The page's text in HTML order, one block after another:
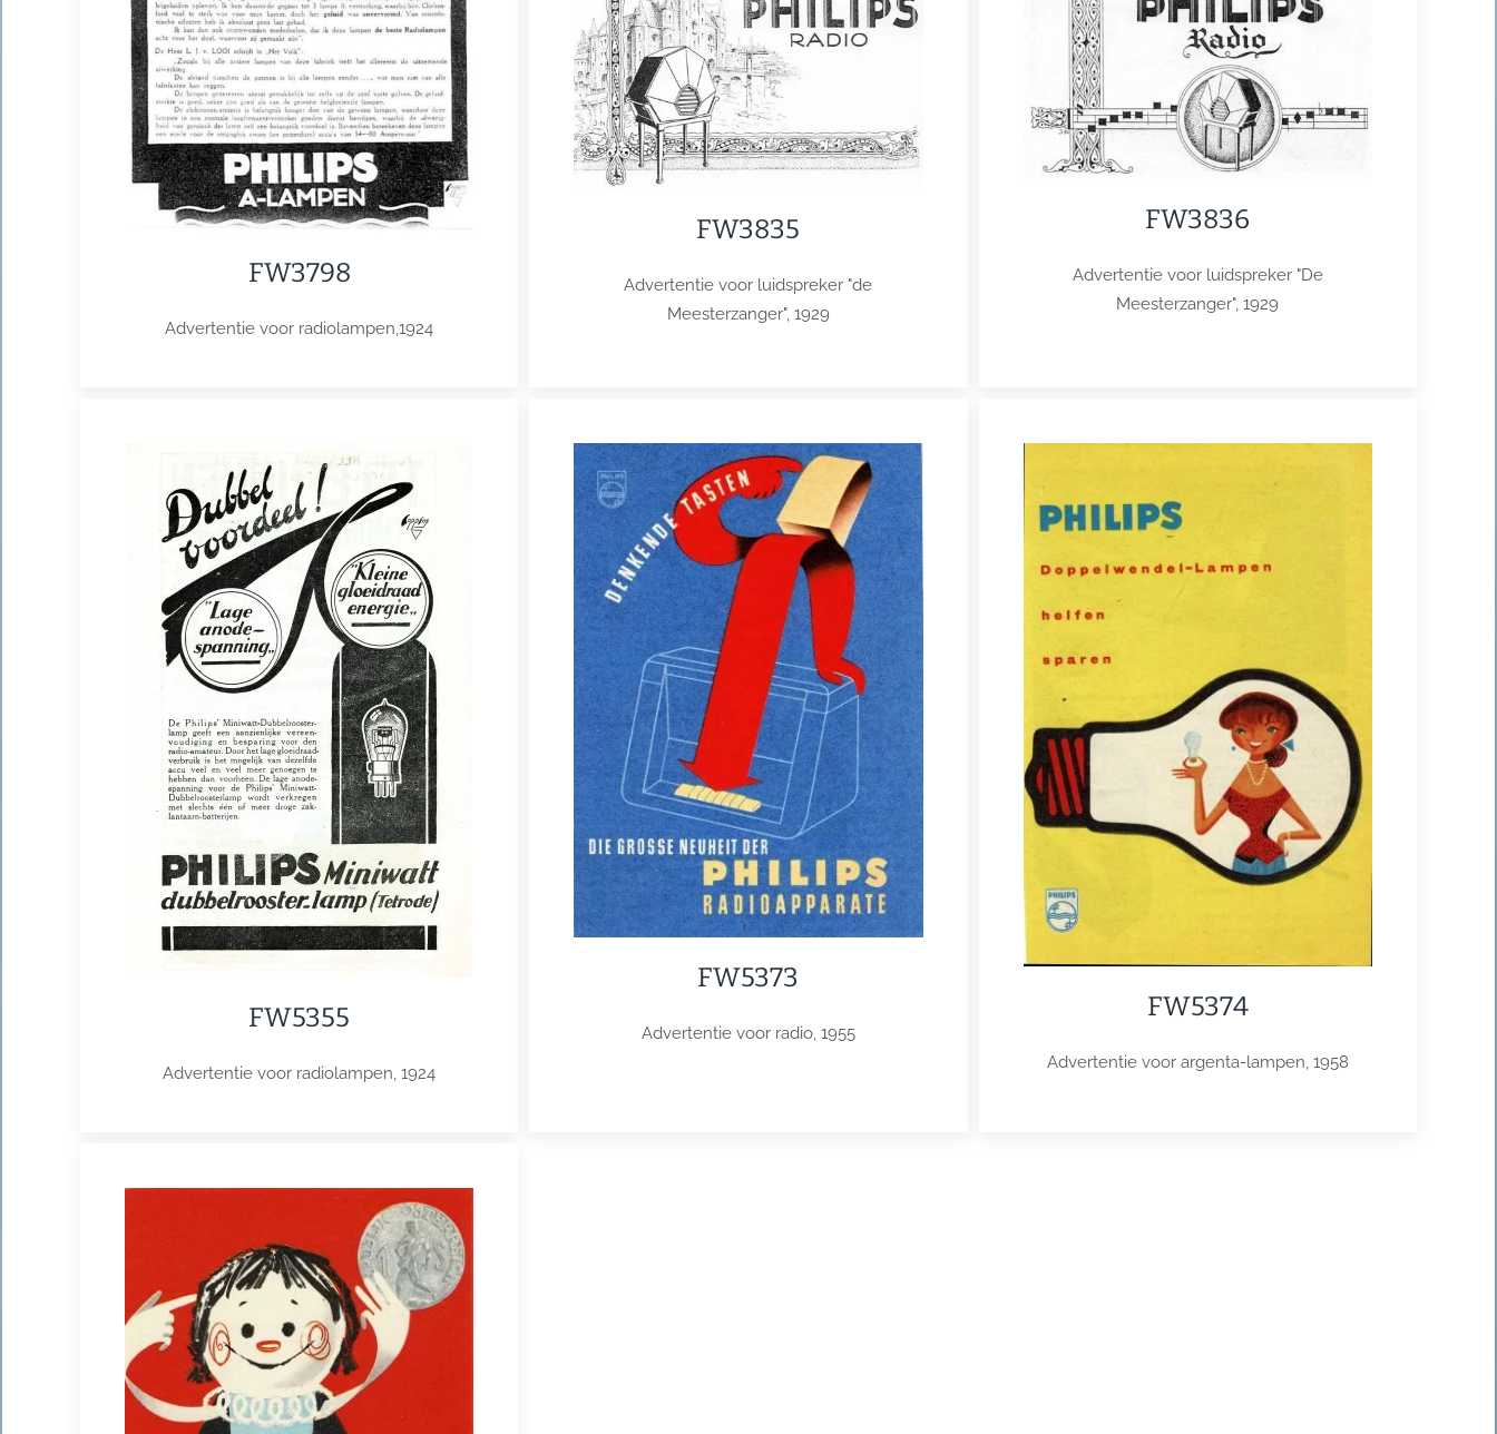
FW3798
Advertentie voor radiolampen,1924
FW3835
Advertentie voor luidspreker "de
Meesterzanger", 1929
FW3836
Advertentie voor luidspreker "De
Meesterzanger", 1929
FW5355
Advertentie voor radiolampen, 1924
FW5373
Advertentie voor radio, 1955
FW5374
Advertentie voor argenta-lampen, 1958